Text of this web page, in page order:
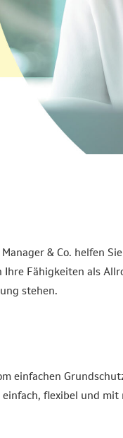
& Co. helfen
Fähigkeiten als
stehen.
einfachen
flexibel und